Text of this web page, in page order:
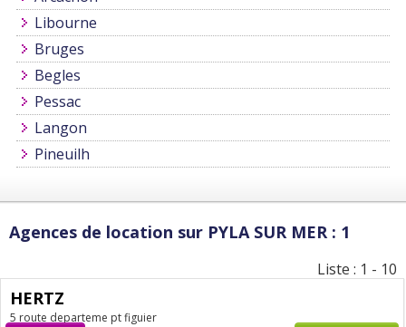
Libourne
Bruges
Begles
Pessac
Langon
Pineuilh
Agences de location sur PYLA SUR MER : 1
Liste : 1 - 10
HERTZ
5 route departeme pt figuier